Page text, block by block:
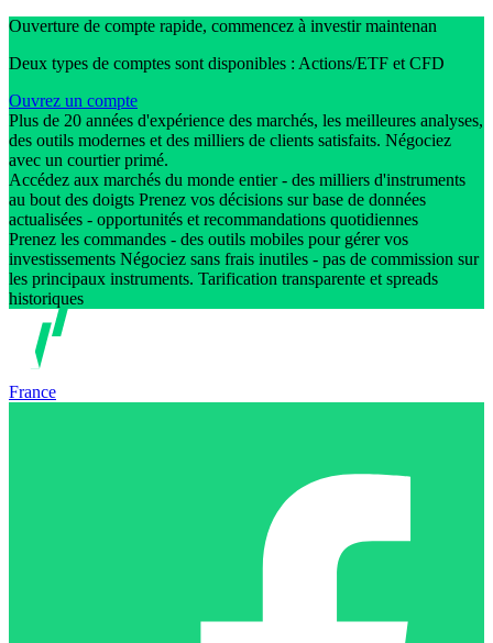
Ouverture de compte rapide, commencez à investir maintenan
Deux types de comptes sont disponibles : Actions/ETF et CFD
Ouvrez un compte
Plus de 20 années d'expérience des marchés, les meilleures analyses,
des outils modernes et des milliers de clients satisfaits. Négociez
avec un courtier primé.
Accédez aux marchés du monde entier - des milliers d'instruments
au bout des doigts Prenez vos décisions sur base de données
actualisées - opportunités et recommandations quotidiennes
Prenez les commandes - des outils mobiles pour gérer vos
investissements Négociez sans frais inutiles - pas de commission sur
les principaux instruments. Tarification transparente et spreads
historiques
France